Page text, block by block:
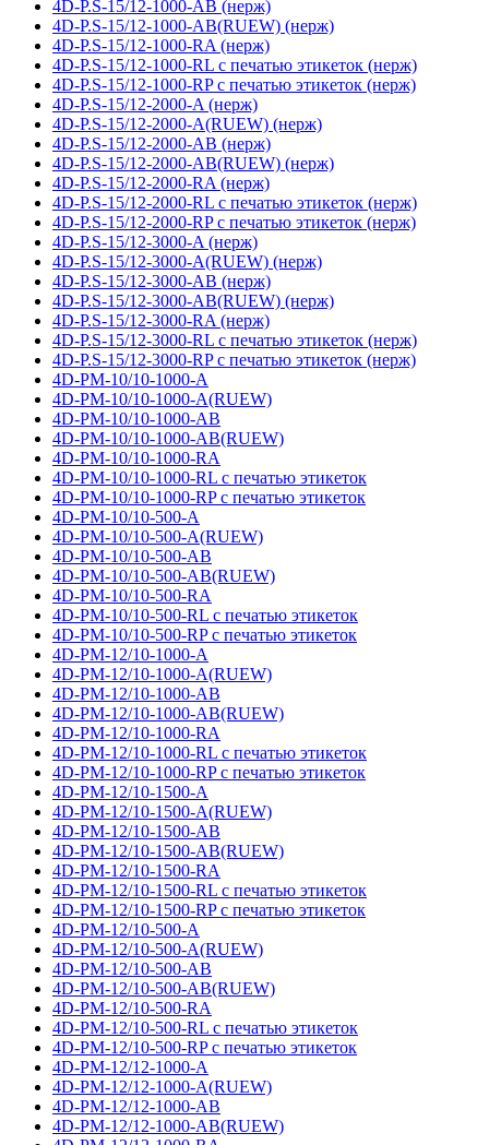
4D-P.S-15/12-1000-AB (нерж)
4D-P.S-15/12-1000-AB(RUEW) (нерж)
4D-P.S-15/12-1000-RA (нерж)
4D-P.S-15/12-1000-RL с печатью этикеток (нерж)
4D-P.S-15/12-1000-RP с печатью этикеток (нерж)
4D-P.S-15/12-2000-A (нерж)
4D-P.S-15/12-2000-A(RUEW) (нерж)
4D-P.S-15/12-2000-AB (нерж)
4D-P.S-15/12-2000-AB(RUEW) (нерж)
4D-P.S-15/12-2000-RA (нерж)
4D-P.S-15/12-2000-RL с печатью этикеток (нерж)
4D-P.S-15/12-2000-RP с печатью этикеток (нерж)
4D-P.S-15/12-3000-A (нерж)
4D-P.S-15/12-3000-A(RUEW) (нерж)
4D-P.S-15/12-3000-AB (нерж)
4D-P.S-15/12-3000-AB(RUEW) (нерж)
4D-P.S-15/12-3000-RA (нерж)
4D-P.S-15/12-3000-RL с печатью этикеток (нерж)
4D-P.S-15/12-3000-RP с печатью этикеток (нерж)
4D-PM-10/10-1000-A
4D-PM-10/10-1000-A(RUEW)
4D-PM-10/10-1000-AB
4D-PM-10/10-1000-AB(RUEW)
4D-PM-10/10-1000-RA
4D-PM-10/10-1000-RL с печатью этикеток
4D-PM-10/10-1000-RP с печатью этикеток
4D-PM-10/10-500-A
4D-PM-10/10-500-A(RUEW)
4D-PM-10/10-500-AB
4D-PM-10/10-500-AB(RUEW)
4D-PM-10/10-500-RA
4D-PM-10/10-500-RL с печатью этикеток
4D-PM-10/10-500-RP с печатью этикеток
4D-PM-12/10-1000-A
4D-PM-12/10-1000-A(RUEW)
4D-PM-12/10-1000-AB
4D-PM-12/10-1000-AB(RUEW)
4D-PM-12/10-1000-RA
4D-PM-12/10-1000-RL с печатью этикеток
4D-PM-12/10-1000-RP с печатью этикеток
4D-PM-12/10-1500-A
4D-PM-12/10-1500-A(RUEW)
4D-PM-12/10-1500-AB
4D-PM-12/10-1500-AB(RUEW)
4D-PM-12/10-1500-RA
4D-PM-12/10-1500-RL с печатью этикеток
4D-PM-12/10-1500-RP с печатью этикеток
4D-PM-12/10-500-A
4D-PM-12/10-500-A(RUEW)
4D-PM-12/10-500-AB
4D-PM-12/10-500-AB(RUEW)
4D-PM-12/10-500-RA
4D-PM-12/10-500-RL с печатью этикеток
4D-PM-12/10-500-RP с печатью этикеток
4D-PM-12/12-1000-A
4D-PM-12/12-1000-A(RUEW)
4D-PM-12/12-1000-AB
4D-PM-12/12-1000-AB(RUEW)